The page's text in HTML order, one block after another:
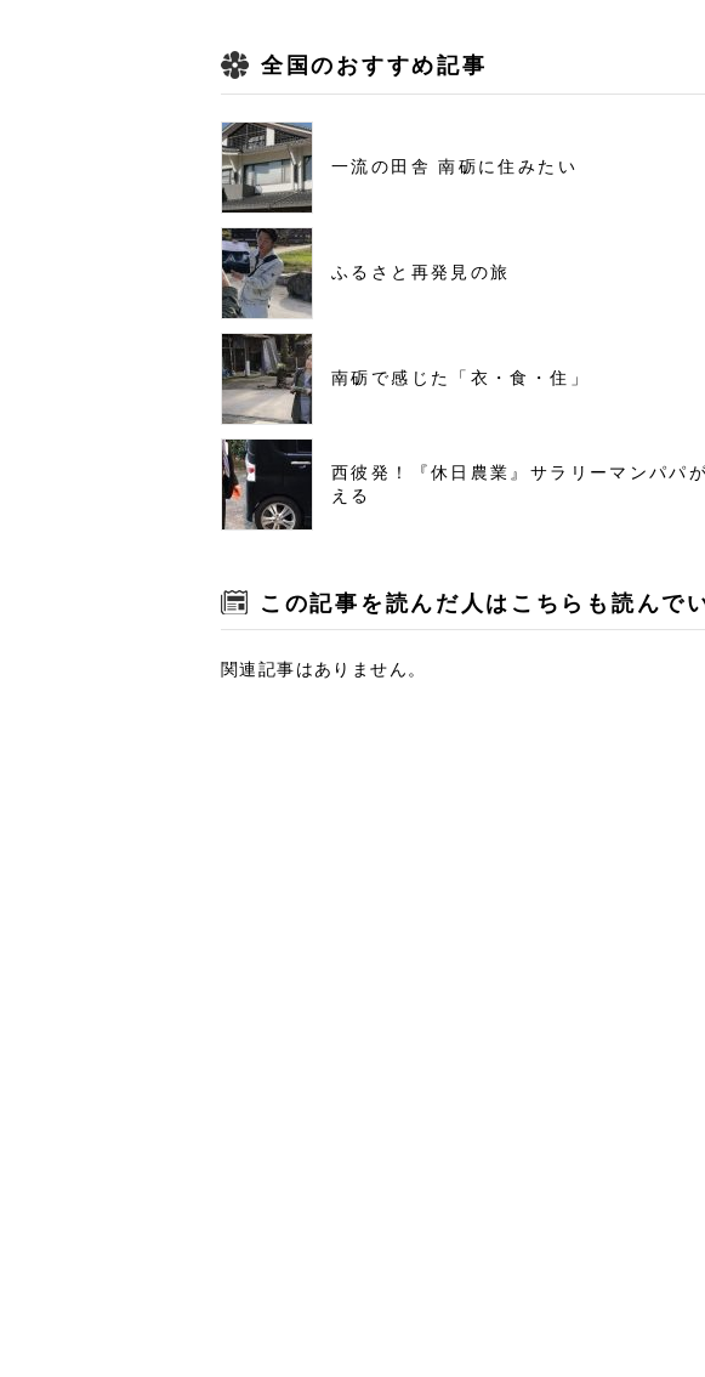
全国のおすすめ記事
一流の田舎 南砺に住みたい
ふるさと再発見の旅
南砺で感じた「衣・食・住」
西彼発！『休日農業』サラリーマンパパ
える
この記事を読んだ人はこちらも読んで
関連記事はありません。